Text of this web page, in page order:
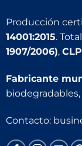
Producción
14001:2015.
1907/2006),
Fabricante
Contacto: